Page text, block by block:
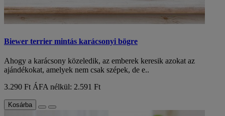
Biewer terrier mintás karácsonyi bögre
Ahogy a karácsony közeledik, az emberek keresik azokat az
ajándékokat, amelyek nem csak szépek, de e..
3.290 Ft ÁFA nélkül: 2.591 Ft
Kosárba